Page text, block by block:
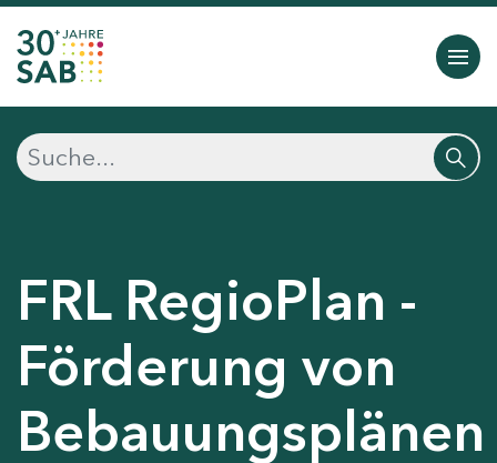
FRL RegioPlan -
Förderung von
Bebauungsplänen